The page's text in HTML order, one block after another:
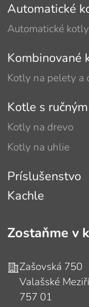
Automatické
Automatické
Kombinované
Kotly na pelety a
Kotle s
Kotly na drevo
Kotly na uhlie
Príslušenstvo
Kachle
Zostaňme v
Adresa
Zašovská 750
Valašské
757 01